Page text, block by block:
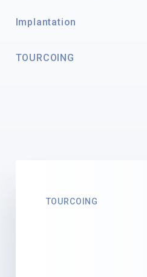
Implantation
TOURCOING
TOURCOING